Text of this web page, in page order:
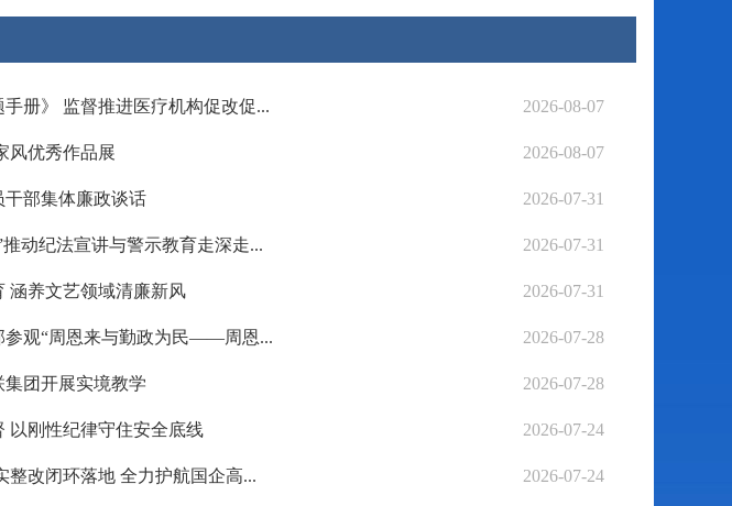
2026-08-07
册》 监督推进医疗机构促改促...
2026-08-07
风优秀作品展
2026-07-31
部集体廉政谈话
2026-07-31
动纪法宣讲与警示教育走深走...
2026-07-31
涵养文艺领域清廉新风
2026-07-28
参观“周恩来与勤政为民——周恩...
2026-07-28
团开展实境教学
2026-07-24
以刚性纪律守住安全底线
2026-07-24
改闭环落地 全力护航国企高...